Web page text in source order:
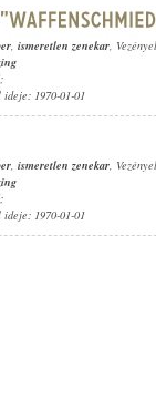
, ismeretlen zenekar,
;
ideje: 1970-01-01
, ismeretlen zenekar,
;
ideje: 1970-01-01